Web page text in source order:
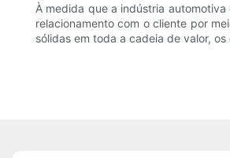
À medida que a indústria
relacionamento com o cliente por
sólidas em toda a cadeia de valor,